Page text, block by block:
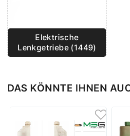
Elektrische
Lenkgetriebe (1449)
DAS KÖNNTE IHNEN